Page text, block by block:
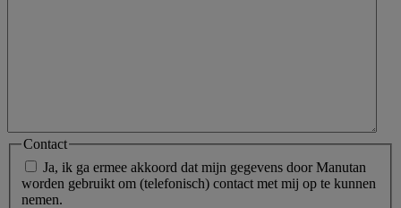
Contact
Ja, ik ga ermee akkoord dat mijn gegevens door Manutan
worden gebruikt om (telefonisch) contact met mij op te kunnen
nemen.